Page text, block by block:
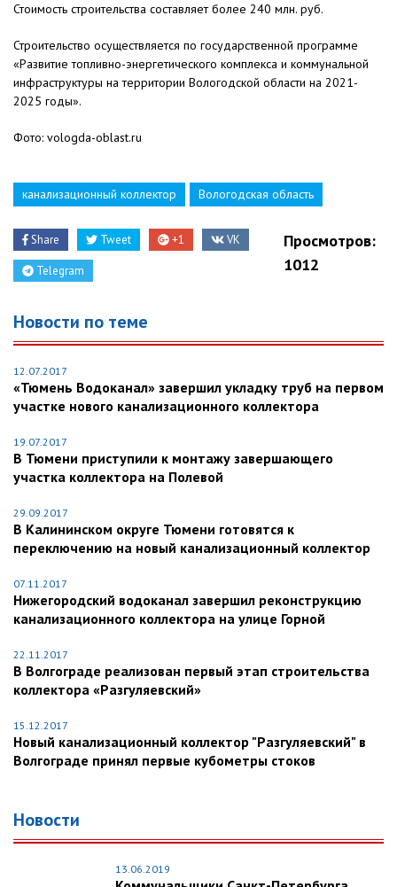
Стоимость строительства составляет более 240 млн. руб.
Строительство осуществляется по государственной программе
«Развитие топливно-энергетического комплекса и коммунальной
инфраструктуры на территории Вологодской области на 2021-
2025 годы».
Фото: vologda-oblast.ru
канализационный коллектор Вологодская область
Share Tweet +1 VK
Telegram
Просмотров:
1012
Новости по теме
12.07.2017
«Тюмень Водоканал» завершил укладку труб на первом
участке нового канализационного коллектора
19.07.2017
В Тюмени приступили к монтажу завершающего
участка коллектора на Полевой
29.09.2017
В Калининском округе Тюмени готовятся к
переключению на новый канализационный коллектор
07.11.2017
Нижегородский водоканал завершил реконструкцию
канализационного коллектора на улице Горной
22.11.2017
В Волгограде реализован первый этап строительства
коллектора «Разгуляевский»
15.12.2017
Новый канализационный коллектор "Разгуляевский" в
Волгограде принял первые кубометры стоков
Новости
13.06.2019